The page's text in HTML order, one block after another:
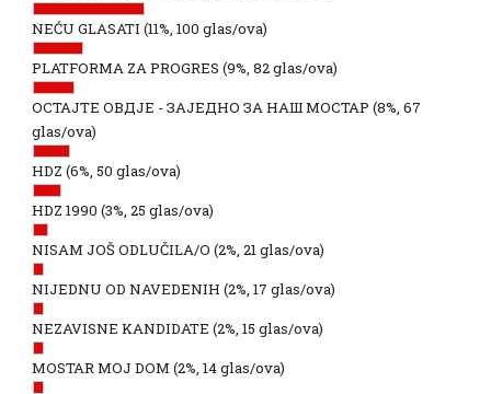
NEĆU GLASATI (11%, 100 glas/ova)
PLATFORMA ZA PROGRES (9%, 82 glas/ova)
ОСТАЈТЕ ОВДЈЕ - ЗАЈЕДНО ЗА НАШ МОСТАР (8%, 67
glas/ova)
HDZ (6%, 50 glas/ova)
HDZ 1990 (3%, 25 glas/ova)
NISAM JOŠ ODLUČILA/O (2%, 21 glas/ova)
NIJEDNU OD NAVEDENIH (2%, 17 glas/ova)
NEZAVISNE KANDIDATE (2%, 15 glas/ova)
MOSTAR MOJ DOM (2%, 14 glas/ova)